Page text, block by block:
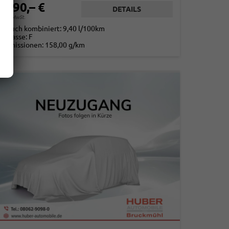
€
19% MwSt.
DETAILS
kombiniert: 9,40 l/100km
-Klasse: F
-Emissionen: 158,00 g/km